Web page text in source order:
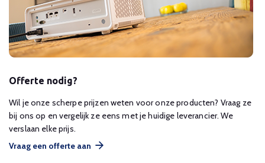
Offerte nodig?
Wil je onze scherpe prijzen weten voor onze producten? Vraag ze
bij ons op en vergelijk ze eens met je huidige leverancier. We
verslaan elke prijs.
Vraag een offerte aan